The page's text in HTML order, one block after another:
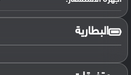
البطارية